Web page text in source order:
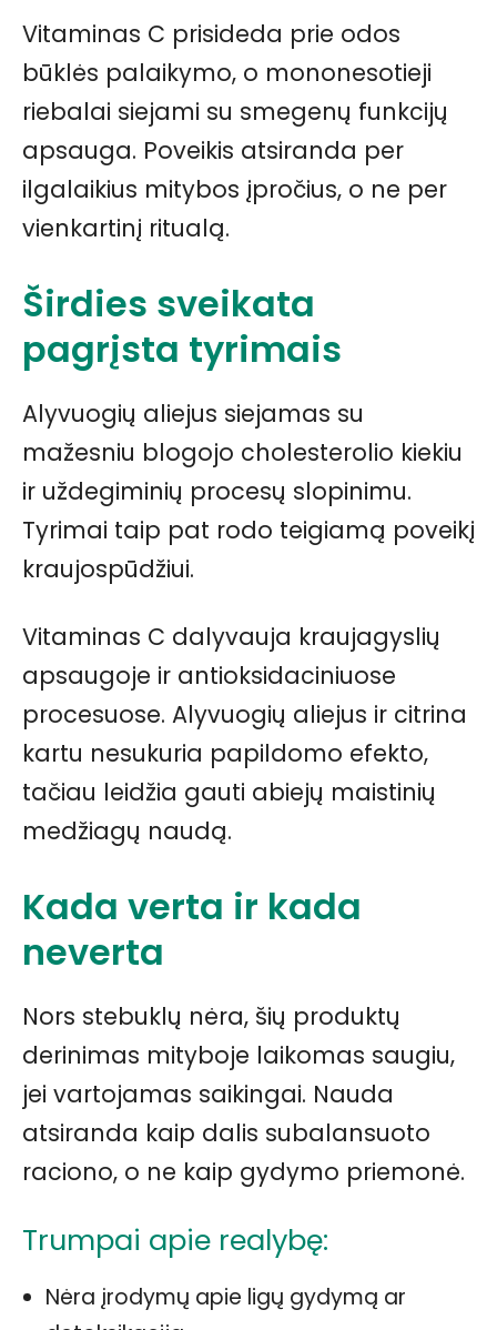
Vitaminas C prisideda prie odos
būklės palaikymo, o mononesotieji
riebalai siejami su smegenų funkcijų
apsauga. Poveikis atsiranda per
ilgalaikius mitybos įpročius, o ne per
vienkartinį ritualą.
Širdies sveikata
pagrįsta tyrimais
Alyvuogių aliejus siejamas su
mažesniu blogojo cholesterolio kiekiu
ir uždegiminių procesų slopinimu.
Tyrimai taip pat rodo teigiamą poveikį
kraujospūdžiui.
Vitaminas C dalyvauja kraujagyslių
apsaugoje ir antioksidaciniuose
procesuose. Alyvuogių aliejus ir citrina
kartu nesukuria papildomo efekto,
tačiau leidžia gauti abiejų maistinių
medžiagų naudą.
Kada verta ir kada
neverta
Nors stebuklų nėra, šių produktų
derinimas mityboje laikomas saugiu,
jei vartojamas saikingai. Nauda
atsiranda kaip dalis subalansuoto
raciono, o ne kaip gydymo priemonė.
Trumpai apie realybę:
Nėra įrodymų apie ligų gydymą ar